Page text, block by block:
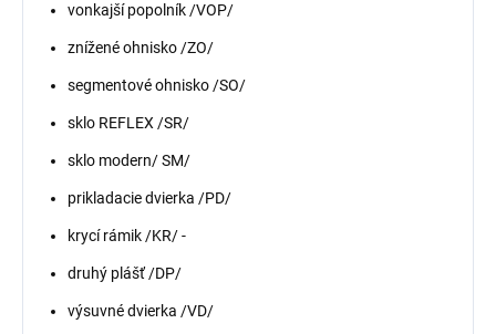
vonkajší popolník /VOP/
znížené ohnisko /ZO/
segmentové ohnisko /SO/
sklo REFLEX /SR/
sklo modern/ SM/
prikladacie dvierka /PD/
krycí rámik /KR/ -
druhý plášť /DP/
výsuvné dvierka /VD/